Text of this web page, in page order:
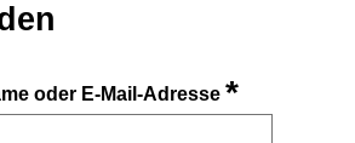
oder E-Mail-Adresse*